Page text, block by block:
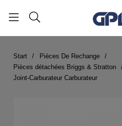
Start
Pièces De Rechange
Pièces détachées Briggs & Stratton
Joint-Carburateur Carburateur